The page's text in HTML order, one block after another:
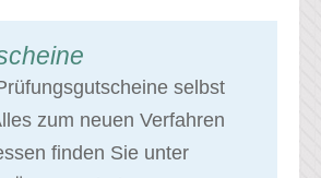
selbst
zum neuen Verfahren
finden Sie unter